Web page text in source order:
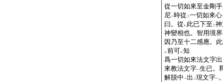
從一切如來至金剛
尼一時從 二一切如來心
曰。從 レ此已下至 二
神變相也。智用境
因乃至十二感應。
レ前可レ知
爲一切如來法文字
來教法文字一生已。
解脱中一出 二現文字一